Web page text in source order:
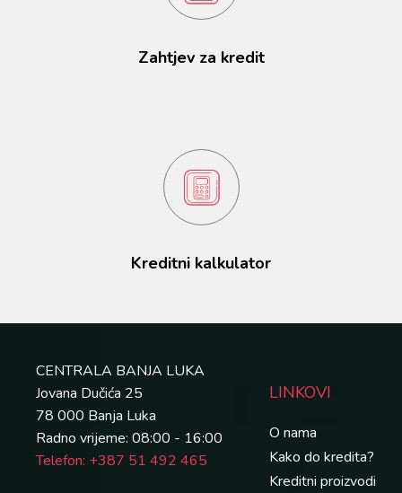
Zahtjev za kredit
Kreditni kalkulator
CENTRALA BANJA LUKA
Jovana Dučića 25
78 000 Banja Luka
Radno vrijeme: 08:00 - 16:00
Telefon: +387 51 492 465
LINKOVI
O nama
Kako do kredita?
Kreditni proizvodi